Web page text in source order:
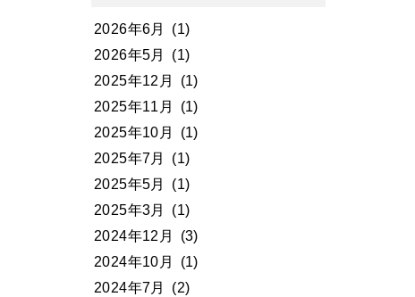
2026年6月
(1)
2026年5月
(1)
2025年12月
(1)
2025年11月
(1)
2025年10月
(1)
2025年7月
(1)
2025年5月
(1)
2025年3月
(1)
2024年12月
(3)
2024年10月
(1)
2024年7月
(2)